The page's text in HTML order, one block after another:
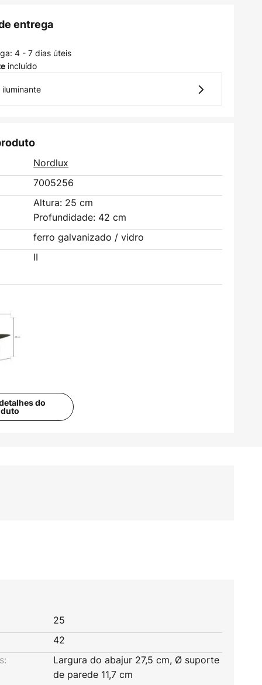
entrega
4 - 7 dias úteis
incluído
iluminante
Nordlux
7005256
Altura: 25 cm
Profundidade: 42 cm
ferro galvanizado / vidro
II
do
25
42
Largura do abajur 27,5 cm, Ø suporte
de parede 11,7 cm